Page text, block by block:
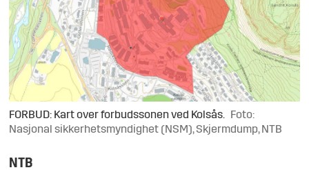
FORBUD: Kart over forbudssonen ved Kolsås.
Foto:
Nasjonal sikkerhetsmyndighet (NSM), Skjermdump, NTB
NTB